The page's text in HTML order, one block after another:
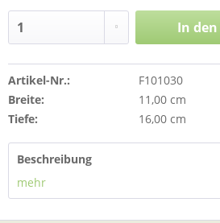
In den
Artikel-Nr.:
F101030
Breite:
11,00 cm
Tiefe:
16,00 cm
Beschreibung
mehr